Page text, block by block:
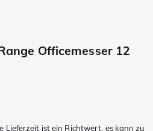
Officemesser 12
Lieferzeit ist ein Richtwert, es kann zu